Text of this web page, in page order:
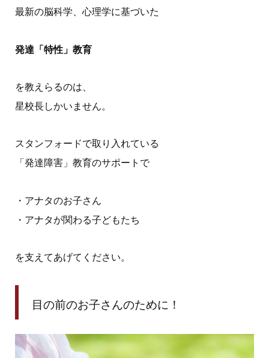
最新の脳科学、心理学に基づいた
発達「特性」教育
を教えらるのは、
星校長しかいません。
スタンフォードで取り入れている
「発達障害」教育のサポートで
・アナタのお子さん
・アナタが関わる子どもたち
を支えてあげてください。
目の前のお子さんのために！